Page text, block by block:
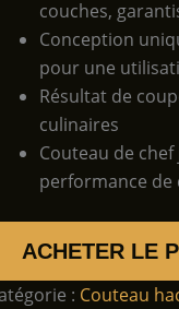
couches,
Conception
pour une
Résultat de
culinaires
Couteau de
performance
ACHETER LE
: Couteau